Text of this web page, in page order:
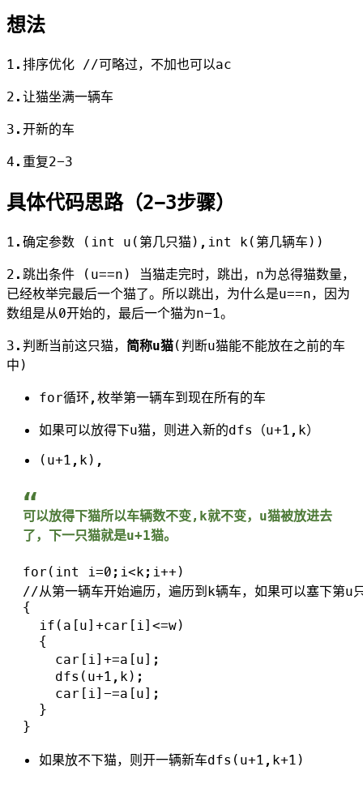
想法
1.排序优化 //可略过，不加也可以ac
2.让猫坐满一辆车
3.开新的车
4.重复2-3
具体代码思路（2-3步骤）
1.确定参数 (int u(第几只猫),int k(第几辆车))
2.跳出条件 (u==n) 当猫走完时，跳出，n为总得猫数量，
已经枚举完最后一个猫了。所以跳出，为什么是u==n，因为
数组是从0开始的，最后一个猫为n-1。
3.判断当前这只猫， 简称u猫(判断u猫能不能放在之前的车
中)
for循环,枚举第一辆车到现在所有的车
如果可以放得下u猫，则进入新的dfs（u+1,k）
(u+1,k),
可以放得下猫所以车辆数不变,k就不变，u猫被放进去
了，下一只猫就是u+1猫。
  for(int i=0;i<k;i++)
//从第一辆车开始遍历，遍历到k辆车，如果可以塞下第u
  {
    if(a[u]+car[i]<=w)
    {
      car[i]+=a[u];
      dfs(u+1,k);
      car[i]-=a[u];
    }
如果放不下猫，则开一辆新车dfs(u+1,k+1)